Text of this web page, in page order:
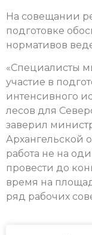
На совещании
подготовке
нормативов
«Специалисты
участие в
интенсивного
лесов для
заверил
Архангельской
работа не на
провести до
время на
ряд рабочих